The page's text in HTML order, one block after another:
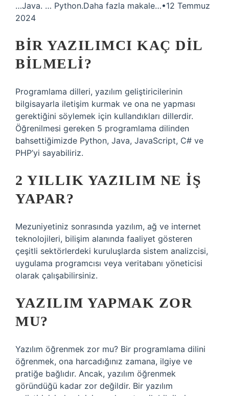
…Java. … Python.Daha fazla makale…•12 Temmuz
2024
BIR YAZILIMCI KAÇ DIL
BILMELI?
Programlama dilleri, yazılım geliştiricilerinin
bilgisayarla iletişim kurmak ve ona ne yapması
gerektiğini söylemek için kullandıkları dillerdir.
Öğrenilmesi gereken 5 programlama dilinden
bahsettiğimizde Python, Java, JavaScript, C# ve
PHP’yi sayabiliriz.
2 YILLIK YAZILIM NE IŞ
YAPAR?
Mezuniyetiniz sonrasında yazılım, ağ ve internet
teknolojileri, bilişim alanında faaliyet gösteren
çeşitli sektörlerdeki kuruluşlarda sistem analizcisi,
uygulama programcısı veya veritabanı yöneticisi
olarak çalışabilirsiniz.
YAZILIM YAPMAK ZOR
MU?
Yazılım öğrenmek zor mu? Bir programlama dilini
öğrenmek, ona harcadığınız zamana, ilgiye ve
pratiğe bağlıdır. Ancak, yazılım öğrenmek
göründüğü kadar zor değildir. Bir yazılım